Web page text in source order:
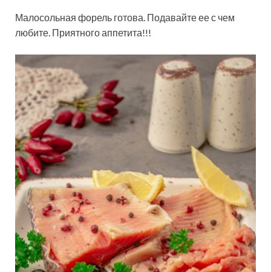
Малосольная форель готова. Подавайте ее с чем
любите. Приятного аппетита!!!